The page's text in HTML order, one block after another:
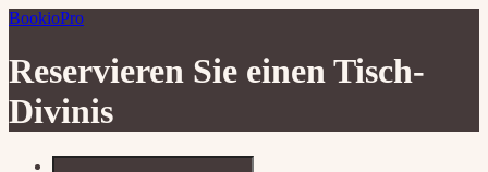
BookioPro
Reservieren Sie einen Tisch-
Divinis